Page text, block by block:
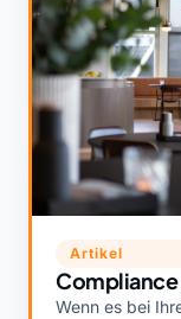
Artikel
Wenn es bei